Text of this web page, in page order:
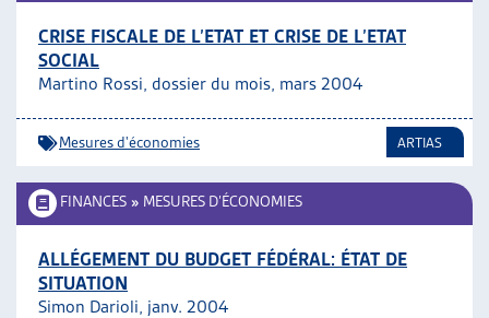
CRISE FISCALE DE L’ETAT ET CRISE DE L’ETAT
SOCIAL
Martino Rossi, dossier du mois, mars 2004
Mesures d'économies ARTIAS
FINANCES » MESURES D’ÉCONOMIES
ALLÉGEMENT DU BUDGET FÉDÉRAL: ÉTAT DE
SITUATION
Simon Darioli, janv. 2004